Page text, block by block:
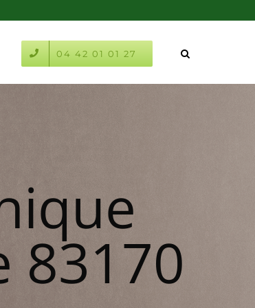
04 42 01 01 27
83170